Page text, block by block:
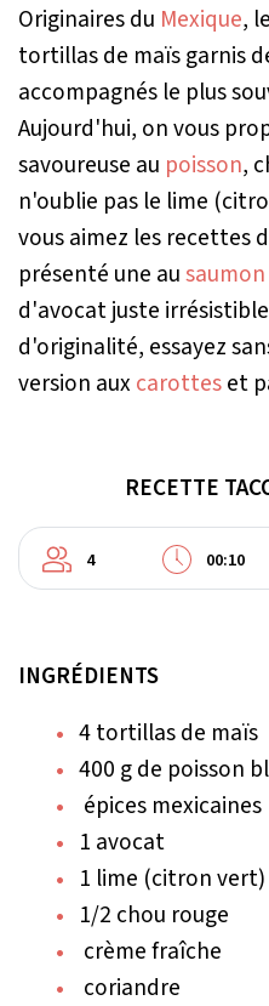
Originaires du Mexique,
tortillas de maïs garnis
accompagnés le plus
Aujourd'hui, on vous
savoureuse au poisson,
n'oublie pas le lime
vous aimez les recettes
présenté une au
d'avocat juste
d'originalité, essayez
version aux carotteset
RECETTE
4 00:10
INGRÉDIENTS
4 tortillas de maïs
400 g de poisson
épices mexicaines
1 avocat
1 lime (citron vert)
1/2 chou rouge
crème fraîche
coriandre